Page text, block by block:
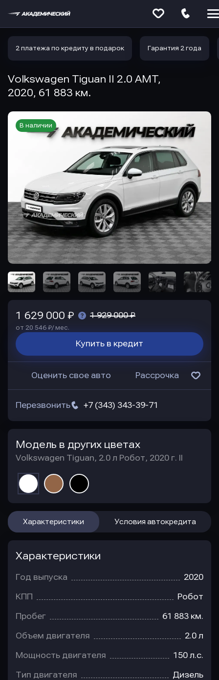
2 платежа по кредиту в подарок Гарантия 2 года
Volkswagen Tiguan II 2.0 AMT,
2020, 61 883 км.
В наличии
1 629 000 ₽ 1 929 000 ₽
от 20 546 ₽/ мес.
Купить в кредит
Оценить свое авто Рассрочка
+7 (343) 343-39-71
Перезвонить
Модель в других цветах
Volkswagen Tiguan, 2.0 л Робот, 2020 г. II
Характеристики Условия автокредита
Характеристики
Год выпуска 2020
КПП Робот
Пробег 61 883 км.
Объем двигателя 2.0 л
Мощность двигателя 150 л.с.
Тип двигателя Дизель